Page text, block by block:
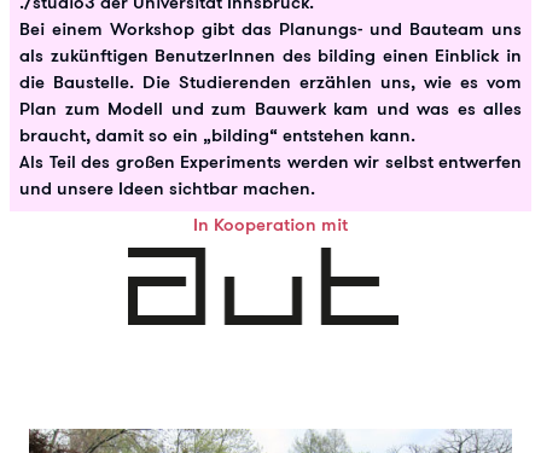
Bei einem Workshop gibt das Planungs- und Bauteam uns
als zukünftigen BenutzerInnen des bilding einen Einblick in
die Baustelle. Die Studierenden erzählen uns, wie es vom
Plan zum Modell und zum Bauwerk kam und was es alles
braucht, damit so ein „bilding“ entstehen kann.
Als Teil des großen Experiments werden wir selbst entwerfen
und unsere Ideen sichtbar machen.
In Kooperation mit